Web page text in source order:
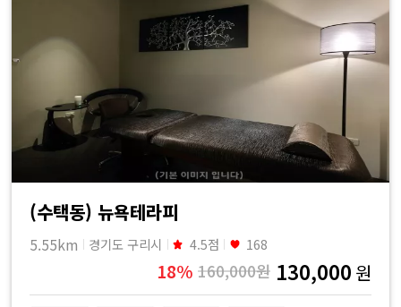
(수택동) 뉴욕테라피
5.55km 경기도 구리시 4.5점 168
18% 160,000원 130,000 원